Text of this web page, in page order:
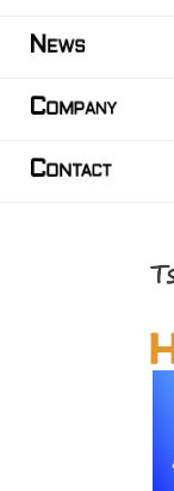
N EWS
COMPANY
CONTACT